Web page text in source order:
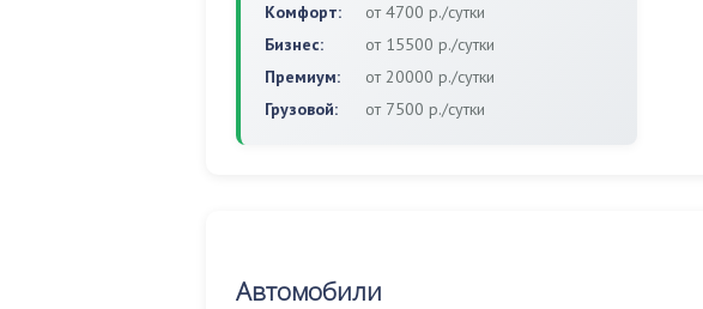
Комфорт:
от 4700 р./сутки
Бизнес:
от 15500 р./сутки
Премиум:
от 20000 р./сутки
Грузовой:
от 7500 р./сутки
Автомобили